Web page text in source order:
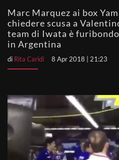
Marc Marquez ai box
chiedere scusa a
team di Iwata è
in Argentina
di Rita Caridi 8 Apr 2018 | 21:23